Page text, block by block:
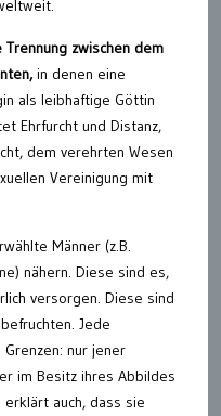
zwischen dem
in denen eine
als leibhaftige Göttin
Ehrfurcht und Distanz,
dem verehrten Wesen
Vereinigung mit
Männer (z.B.
nähern. Diese sind es,
versorgen. Diese sind
Jede
nur jener
im Besitz ihres Abbildes
auch, dass sie